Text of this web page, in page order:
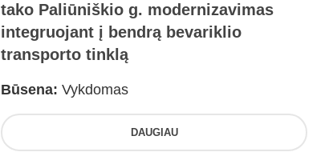
tako Paliūniškio g. modernizavimas
integruojant į bendrą bevariklio
transporto tinklą
Būsena: Vykdomas
DAUGIAU